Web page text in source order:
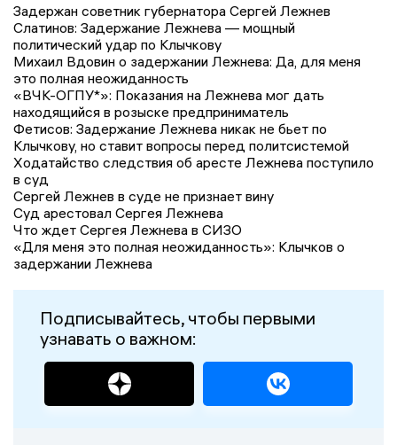
Задержан советник губернатора Сергей Лежнев
Слатинов: Задержание Лежнева — мощный
политический удар по Клычкову
Михаил Вдовин о задержании Лежнева: Да, для меня
это полная неожиданность
«ВЧК-ОГПУ*»: Показания на Лежнева мог дать
находящийся в розыске предприниматель
Фетисов: Задержание Лежнева никак не бьет по
Клычкову, но ставит вопросы перед политсистемой
Ходатайство следствия об аресте Лежнева поступило
в суд
Сергей Лежнев в суде не признает вину
Суд арестовал Сергея Лежнева
Что ждет Сергея Лежнева в СИЗО
«Для меня это полная неожиданность»: Клычков о
задержании Лежнева
Подписывайтесь, чтобы первыми
узнавать о важном: